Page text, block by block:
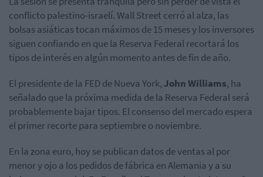
conflicto palestino-israelí. Wall Street cerró al alza, las
bolsas asiáticas tocan máximos de 15 meses y los inversores
siguen confiando en que la Reserva Federal recortará los
tipos de interés en algún momento antes de fin de año.
El presidente de la FED de Nueva York, John Williams, ha
señalado que la próxima medida de la Reserva Federal será
probablemente bajar tipos. El consenso del mercado espera
el primer recorte para septiembre o noviembre.
En la zona euro, hoy se publican datos de ventas al por
menor y ojo a los pedidos de fábrica en Alemania y a su